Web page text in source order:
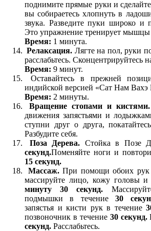
поднимите прямые руки и
вы собираетесь хлопнуть в
звука. Разведите пуки широко и
Это упражнение тренирует мышцы
Время: 1 минута.
Релаксация. Лягте на пол, руки
расслабьтесь. Сконцентрируйтесь
Время: 9 минут.
Оставайтесь в прежней
индийской версией «Сат Нам Вахэ
Время: 2 минуты.
Вращение стопами и кистями.
движения запястьями и
ступни друг о друга,
Разбудите себя.
Поза Дерева. Стойка в Позе
секунд.Поменяйте ноги и
15 секунд.
Массаж.При помощи обоих рук
массируйте лицо, кожу головы
минуту 30 секунд.
подмышки в течение30
запястья и кисти рук в течение
позвоночник в течение 30 секунд.
секунд. Расслабьтесь.